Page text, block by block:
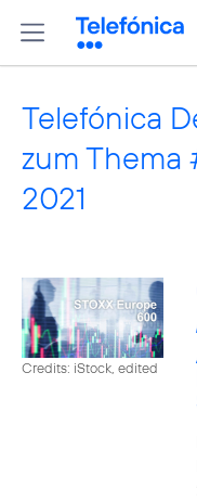
Telefónica
zum
2021
Credits: iStock, edited